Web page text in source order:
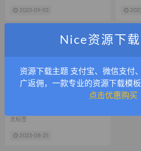
2023-09-03
无标签
2023-08-25
Nice资源下
资源下载主题 支付宝、微信支付
广返佣，一款专业的资源下载模板
点击优惠购买